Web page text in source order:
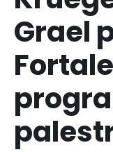
Grael